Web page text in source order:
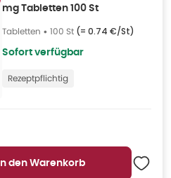
mg Tabletten 100 St
Tabletten • 100 St (= 0.74 €/St)
Sofort verfügbar
Rezeptpflichtig
In den Warenkorb